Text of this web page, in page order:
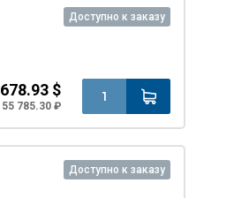
Доступно к заказу
678.93 $
55 785.30 ₽
Доступно к заказу